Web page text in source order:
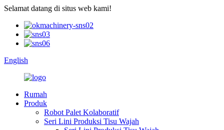
Selamat datang di situs web kami!
English
Rumah
Produk
Robot Palet Kolaboratif
Seri Lini Produksi Tisu Wajah